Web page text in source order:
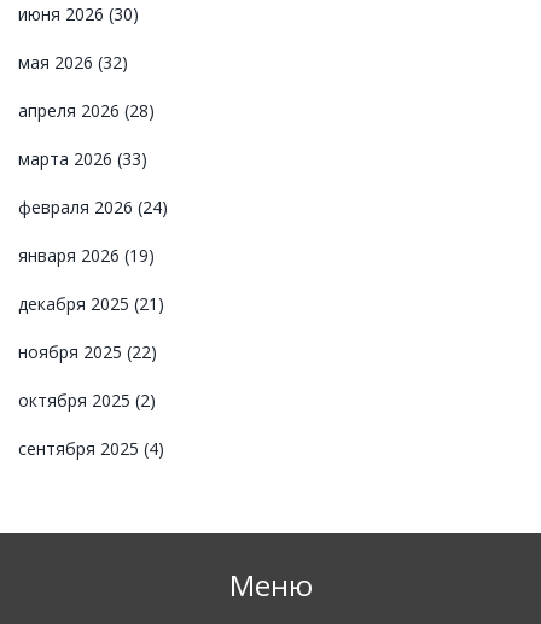
июня 2026 (30)
мая 2026 (32)
апреля 2026 (28)
марта 2026 (33)
февраля 2026 (24)
января 2026 (19)
декабря 2025 (21)
ноября 2025 (22)
октября 2025 (2)
сентября 2025 (4)
Меню